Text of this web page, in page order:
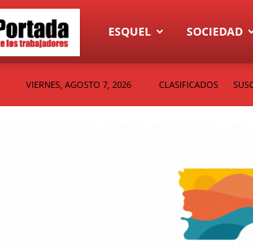
Diario
La
ESQUEL SOCIEDAD
VIERNES, AGOSTO 7, 2026 CLASIFICADOS